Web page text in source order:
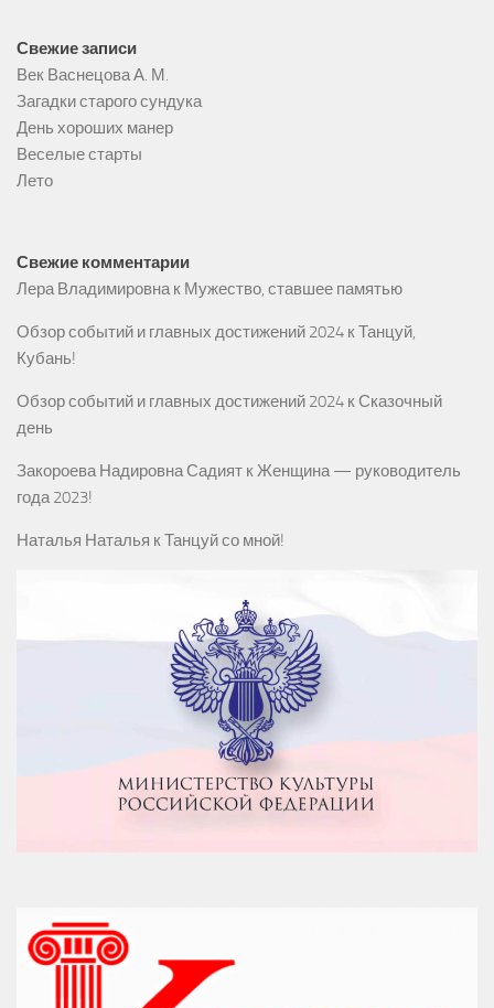
Свежие записи
Век Васнецова А. М.
Загадки старого сундука
День хороших манер
Веселые старты
Лето
Свежие комментарии
Лера Владимировнак Мужество, ставшее памятью
Обзор событий и главных достижений 2024 кТанцуй,
Кубань!
Обзор событий и главных достижений 2024 кСказочный
день
Закороева Надировна Садият кЖенщина — руководитель
года 2023!
Наталья Наталья кТанцуй со мной!